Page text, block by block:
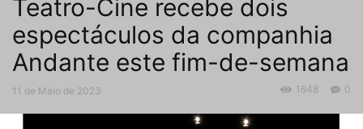
Teatro-Cine recebe dois
espectáculos da companhia
Andante este fim-de-semana
11 de Maio de 2023 0
1648